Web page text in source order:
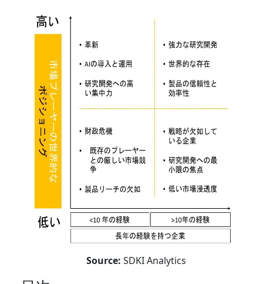
Source: SDKI Analytics